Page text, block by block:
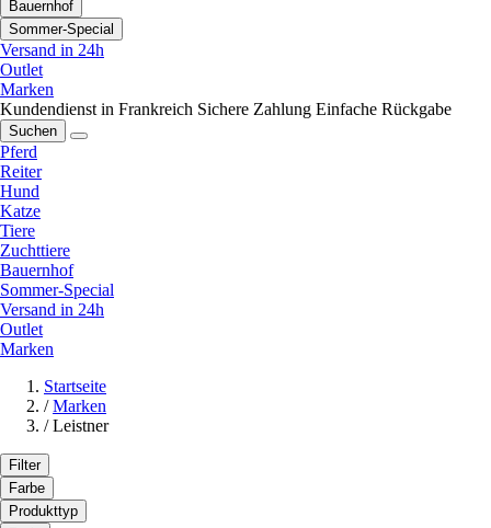
Bauernhof
Sommer-Special
Versand in 24h
Outlet
Marken
Kundendienst in Frankreich Sichere Zahlung Einfache Rückgabe
Suchen
Pferd
Reiter
Hund
Katze
Tiere
Zuchttiere
Bauernhof
Sommer-Special
Versand in 24h
Outlet
Marken
Startseite
/ Marken
/ Leistner
Filter
Farbe
Produkttyp